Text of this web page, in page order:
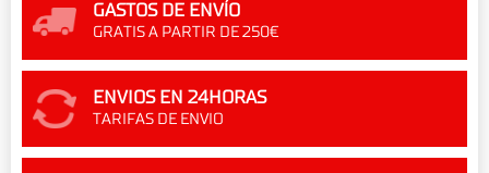
GASTOS DE ENVÍO
GRATIS A PARTIR DE 250€
ENVIOS EN 24HORAS
TARIFAS DE ENVIO